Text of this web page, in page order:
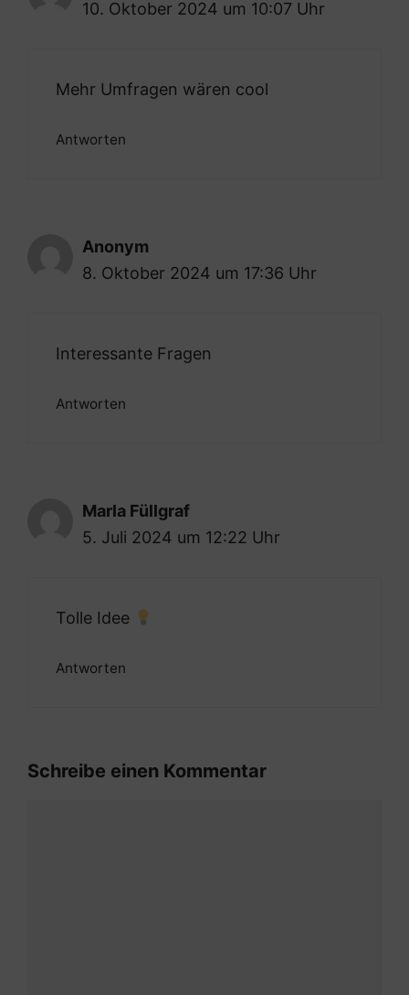
10. Oktober 2024 um 10:07 Uhr
Mehr Umfragen wären cool
Antworten
Anonym
8. Oktober 2024 um 17:36 Uhr
Interessante Fragen
Antworten
Marla Füllgraf
5. Juli 2024 um 12:22 Uhr
Tolle Idee
Antworten
Schreibe einen Kommentar